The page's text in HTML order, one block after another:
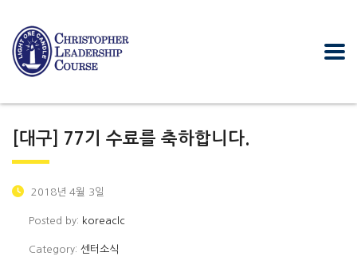
[대구] 77기 수료를 축하합니다.
2018년 4월 3일
Posted by: koreaclc
Category: 센터소식